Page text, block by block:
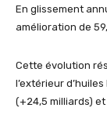
En glissement
amélioration de
Cette évolution
l’extérieur
(+24,5 milliards)